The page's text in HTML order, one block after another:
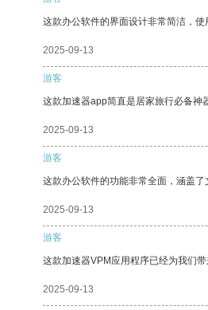
这款办公软件的界面设计非常简洁，使
2025-09-13
游客
这款加速器app简直是居家旅行必备神
2025-09-13
游客
这款办公软件的功能非常全面，涵盖
2025-09-13
游客
这款加速器VPM应用程序已经为我们带
2025-09-13